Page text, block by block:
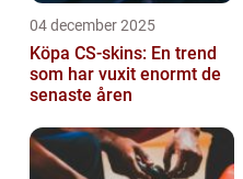
04 december 2025
Köpa CS-skins: En trend
som har vuxit enormt de
senaste åren